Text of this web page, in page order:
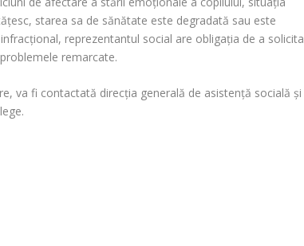
starea sa de sănătate este degradată sau este
reprezentantul social are obligația de a solicita
remarcate.
va fi contactată direcția generală de asistență socială și